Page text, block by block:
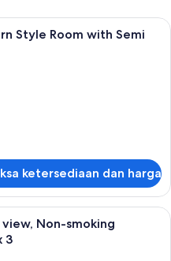
Style Room with Semi
ketersediaan dan harga
Non-smoking
3